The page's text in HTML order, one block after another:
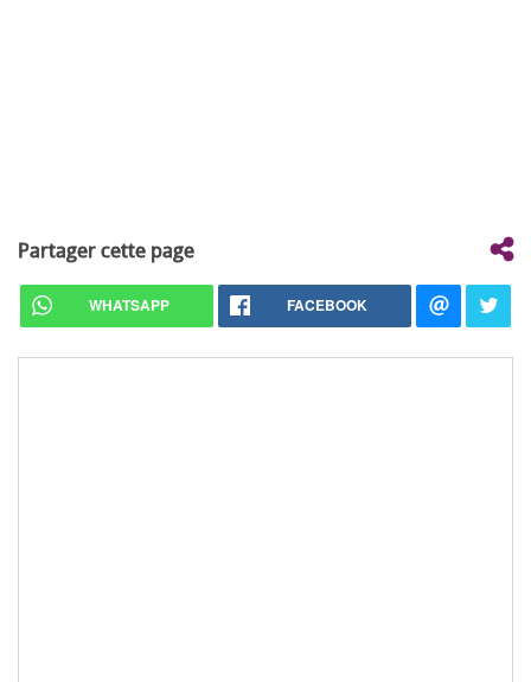
Partager cette page
WHATSAPP FACEBOOK